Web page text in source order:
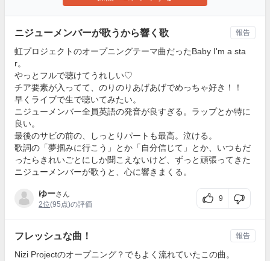
ニジューメンバーが歌うから響く歌
虹プロジェクトのオープニングテーマ曲だったBaby I'm a sta
r。
やっとフルで聴けてうれしい♡
チア要素が入ってて、のりのりあげあげでめっちゃ好き！！
早くライブで生で聴いてみたい。
ニジューメンバー全員英語の発音が良すぎる。ラップとか特に
良い。
最後のサビの前の、しっとりパートも最高。泣ける。
歌詞の「夢掴みに行こう」とか「自分信じて」とか、いつもだ
ったらきれいごとにしか聞こえないけど、ずっと頑張ってきた
ニジューメンバーが歌うと、心に響きまくる。
ゆーさん
2位(95点)の評価
9
報告
フレッシュな曲！
Nizi Projectのオープニング？でもよく流れていたこの曲。
報告